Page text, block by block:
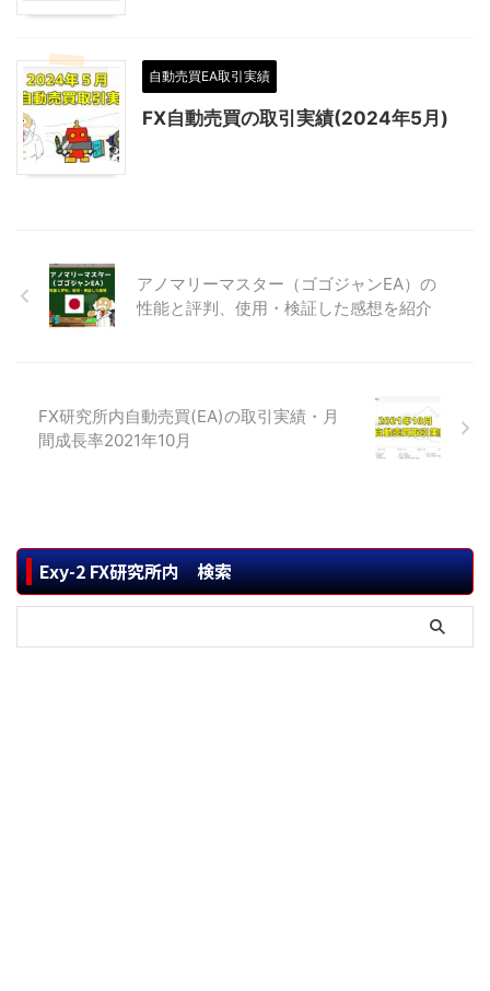
自動売買EA取引実績
FX自動売買の取引実績(2024年5月)
アノマリーマスター（ゴゴジャンEA）の
性能と評判、使用・検証した感想を紹介
FX研究所内自動売買(EA)の取引実績・月
間成長率2021年10月
Exy-2 FX研究所内 検索